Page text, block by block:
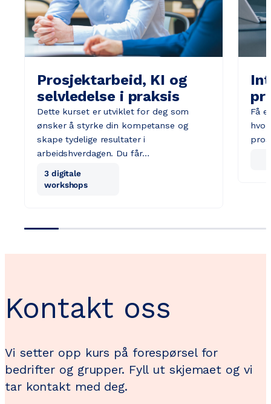
Prosjektarbeid, KI og
selvledelse i praksis
Dette kurset er utviklet for deg som
ønsker å styrke din kompetanse og
skape tydelige resultater i
arbeidshverdagen. Du får…
3 digitale
workshops
Få
Kontakt oss
Vi setter opp kurs på forespørsel for
bedrifter og grupper. Fyll ut skjemaet og vi
tar kontakt med deg.